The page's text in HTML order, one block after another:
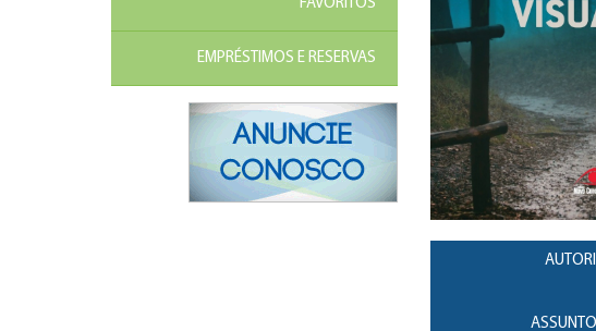
FAVORITOS
EMPRÉSTIMOS E RESERVAS